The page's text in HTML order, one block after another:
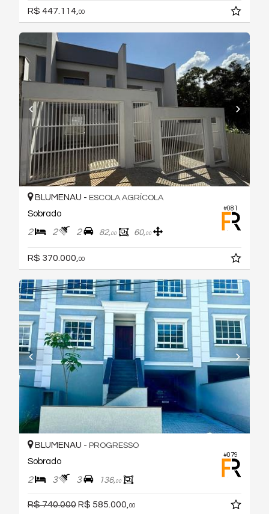
R$ 447.114, 00
#081
BLUMENAU - ESCOLA AGRÍCOLA
Sobrado
2 2 2 82,00 60,00
R$ 370.000,00
#079
BLUMENAU - PROGRESSO
Sobrado
2 3 3 136,00
R$ 740.000R$ 585.000, 00